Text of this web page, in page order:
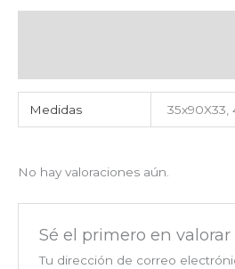
Medidas 35x90X33,
No hay valoraciones aún.
Sé el primero en valorar
Tu dirección de correo